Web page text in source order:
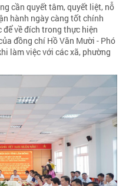
cần quyết tâm, quyết liệt, nỗ
hành ngày càng tốt chính
về đích trong thực hiện
đồng chí Hồ Văn Mười - Phó
làm việc với các xã, phường